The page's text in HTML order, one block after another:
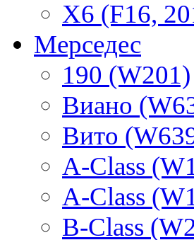
X6 (F16,
Мерседес
190 (W201)
Виано
Вито
A-Class
A-Class
B-Class